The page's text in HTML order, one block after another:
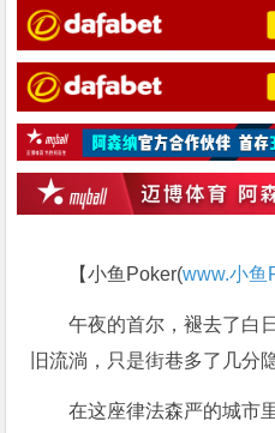
【小鱼Poker(www.小鱼
午夜的首尔，褪去了白
旧流淌，只是街巷多了几分
在这座律法森严的城市